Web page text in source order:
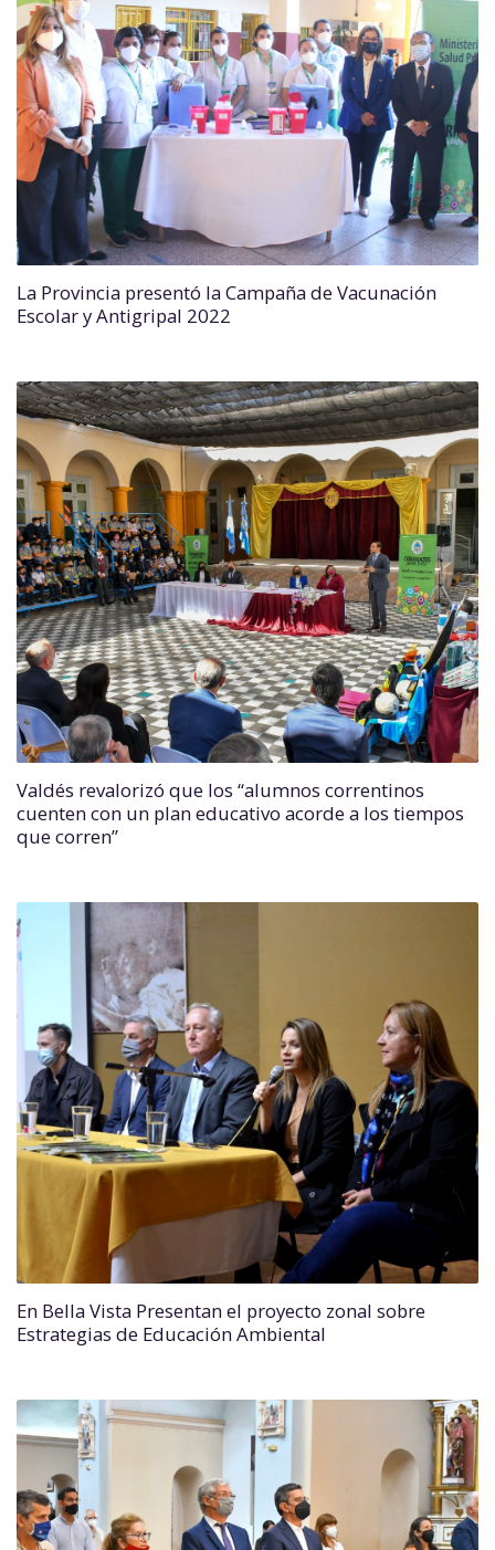
La Provincia presentó la Campaña de Vacunación
Escolar y Antigripal 2022
Valdés revalorizó que los “alumnos correntinos
cuenten con un plan educativo acorde a los tiempos
que corren”
En Bella Vista Presentan el proyecto zonal sobre
Estrategias de Educación Ambiental